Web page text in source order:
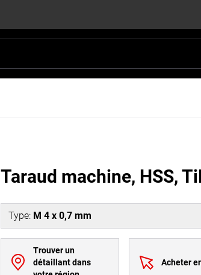
Taraud machine, HSS,
Type: M 4 x 0,7 mm
Trouver un
détaillant dans
Acheter